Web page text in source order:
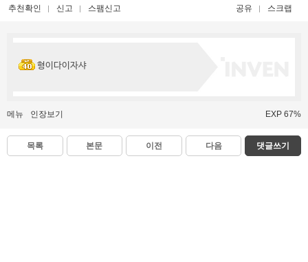
추천확인 신고 스팸신고 공유 스크랩
형이다이자샤
메뉴 인장보기 EXP 67%
목록 본문 이전 다음 댓글쓰기